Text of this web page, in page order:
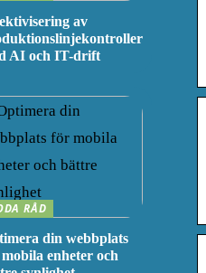
av
AI och IT-drift
RÅD
din webbplats
enheter och